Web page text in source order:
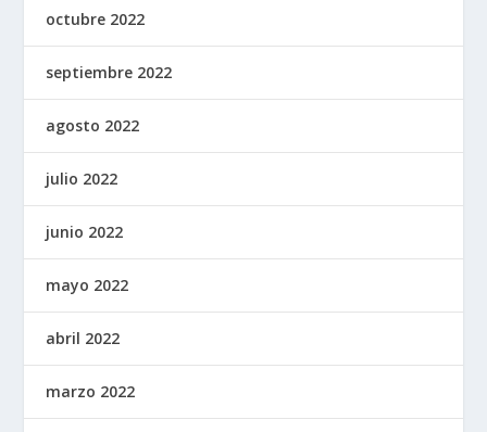
octubre 2022
septiembre 2022
agosto 2022
julio 2022
junio 2022
mayo 2022
abril 2022
marzo 2022